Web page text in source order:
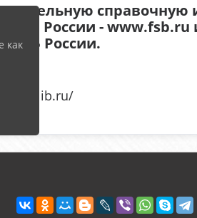
ФСБ России -
ФСБ России.
как